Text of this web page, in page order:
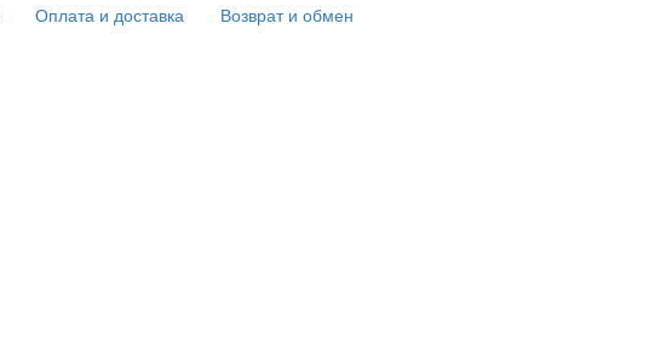
Оплата и доставка Возврат и обмен